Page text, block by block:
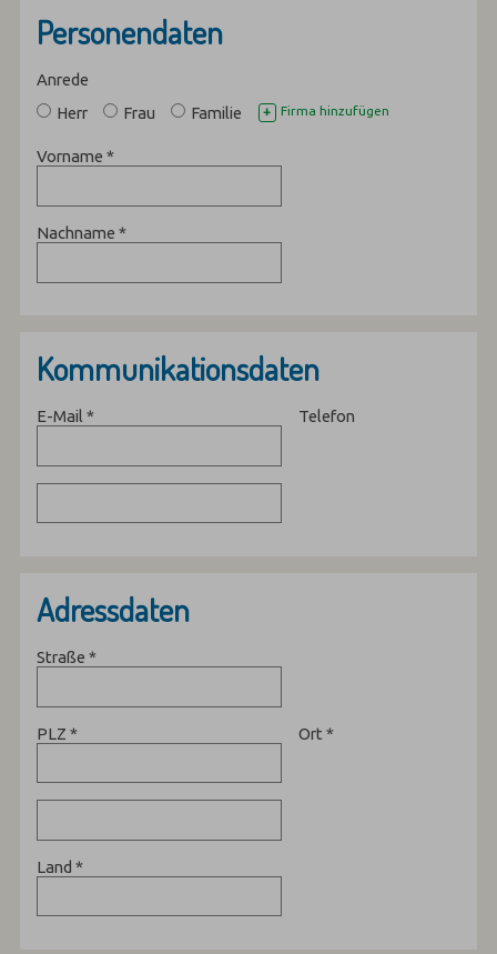
Personendaten
Anrede
Herr
Frau Familie + Firma hinzufügen
Vorname*
Nachname*
Kommunikationsdaten
E-Mail* Telefon
Adressdaten
Straße*
PLZ* Ort *
Land*